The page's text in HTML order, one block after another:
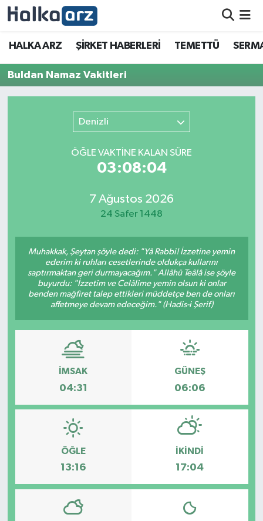
HALKA ARZ ŞİRKET HABERLERİ TEMETTÜ
Buldan Namaz Vakitleri
Denizli
ÖĞLE VAKTİNE KALAN SÜRE
03:08:04
7 Ağustos 2026
24 Safer 1448
Muhakkak, Şeytan şöyle dedi: "Yâ Rabbi! İzzetine yemin
ederim ki ruhları cesetlerinde oldukça kullarını
saptırmaktan geri durmayacağım." Allâhü Teâlâ ise şöyle
buyurdu: "İzzetim ve Celâlime yemin olsun ki onlar
benden mağfiret talep ettikleri müddetçe ben de onları
affetmeye devam edeceğim." (Hadis-i Şerif)
İMSAK
04:31
GÜNEŞ
06:06
ÖĞLE
13:16
İKINDI
17:04
HALKA ARZ
SERMAYE ARTIRIMI
TEMETTÜ